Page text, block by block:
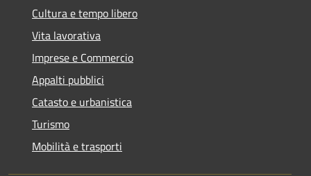
Cultura e tempo libero
Vita lavorativa
Imprese e Commercio
Appalti pubblici
Catasto e urbanistica
Turismo
Mobilità e trasporti